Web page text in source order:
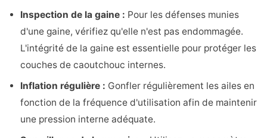
Inspection de la gaine : Pour les défenses munies
d'une gaine, vérifiez qu'elle n'est pas endommagée.
L'intégrité de la gaine est essentielle pour protéger les
couches de caoutchouc internes.
Inflation régulière : Gonfler régulièrement les ailes en
fonction de la fréquence d'utilisation afin de maintenir
une pression interne adéquate.